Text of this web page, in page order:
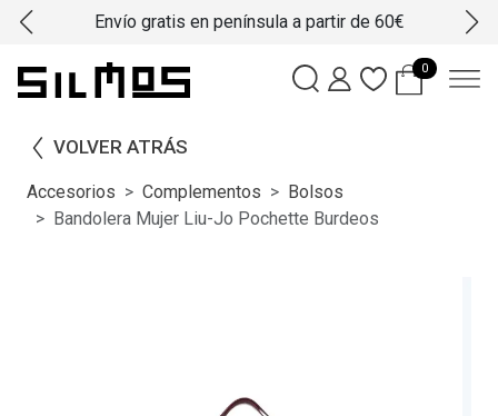
Envío gratis en península a partir de 60€
0
VOLVER ATRÁS
Accesorios Complementos
Bolsos
Bandolera Mujer Liu-Jo Pochette Burdeos